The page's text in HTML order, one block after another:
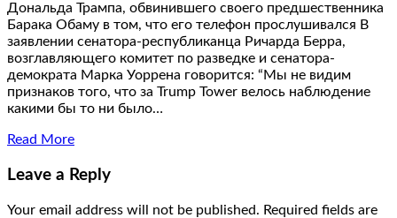
Дональда Трампа, обвинившего своего предшественника
Барака Обаму в том, что его телефон прослушивался В
заявлении сенатора-республиканца Ричарда Берра,
возглавляющего комитет по разведке и сенатора-
демократа Марка Уоррена говорится: “Мы не видим
признаков того, что за Trump Tower велось наблюдение
какими бы то ни было…
Read More
Leave a Reply
Your email address will not be published. Required fields are